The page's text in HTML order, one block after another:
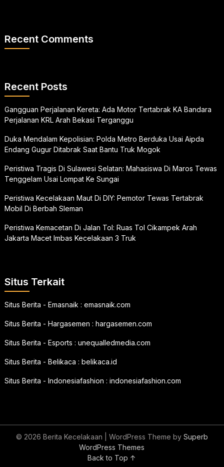
Recent Comments
Recent Posts
Gangguan Perjalanan Kereta: Ada Motor Tertabrak KA Bandara
Perjalanan KRL Arah Bekasi Terganggu
Duka Mendalam Kepolisian: Polda Metro Berduka Usai Aipda
Endang Gugur Ditabrak Saat Bantu Truk Mogok
Peristiwa Tragis Di Sulawesi Selatan: Mahasiswa Di Maros Tewas
Tenggelam Usai Lompat Ke Sungai
Peristiwa Kecelakaan Maut Di DIY: Pemotor Tewas Tertabrak
Mobil Di Berbah Sleman
Peristiwa Kemacetan Di Jalan Tol: Ruas Tol Cikampek Arah
Jakarta Macet Imbas Kecelakaan 3 Truk
Situs Terkait
Situs Berita - Emasnaik : emasnaik.com
Situs Berita - Hargasemen : hargasemen.com
Situs Berita - Esports : unequalledmedia.com
Situs Berita - Belikaca : belikaca.id
Situs Berita - Indonesiafashion : indonesiafashion.com
© 2026 Berita Kecelakaan | WordPress Theme by Superb
WordPress Themes
Back to Top ↑